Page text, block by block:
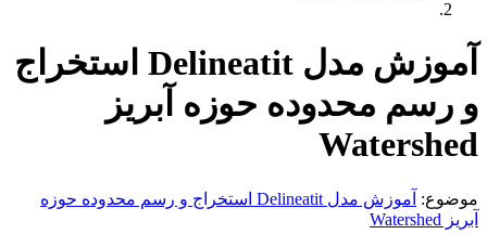
آموزش مدل Delineatit استخراج
و رسم محدوده حوزه آبریز
Watershed
موضوع:
آموزش مدل Delineatit استخراج و رسم محدوده حوزه
آبریز Watershed